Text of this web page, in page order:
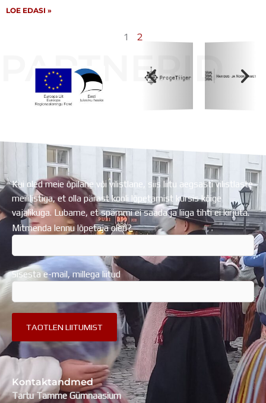
LOE EDASI »
1 2
PARTNERID
Kui oled meie õpilane või vilistlane, siis liitu aegsasti vilistlaste
meililistiga, et olla pärast kooli lõpetamist kursis kõige
vajalikuga. Lubame, et spämmi ei saada ja liiga tihti ei kirjuta.
Mitmenda lennu lõpetaja oled?
Sisesta e-mail, millega liitud
Kontaktandmed
Tartu Tamme Gümnaasium